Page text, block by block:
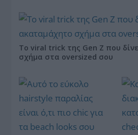
Το viral trick της Gen Z που
σχήμα στα oversized σου